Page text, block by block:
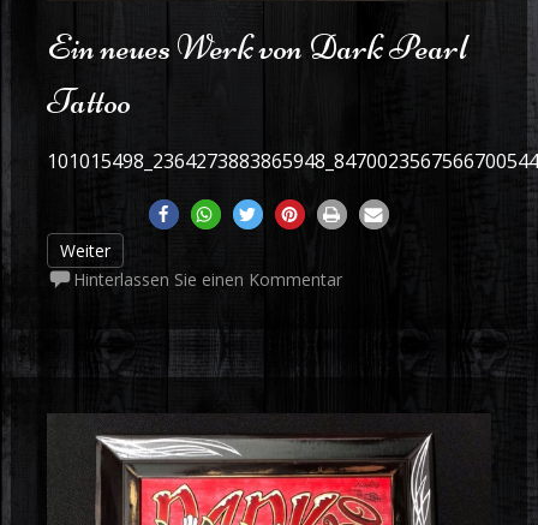
Ein neues Werk von Dark Pearl
Tattoo
Weiter
Hinterlassen Sie einen Kommentar